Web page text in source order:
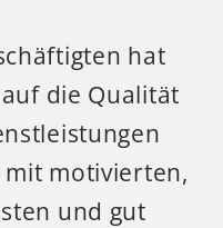
hat
die Qualität
motivierten,
und gut